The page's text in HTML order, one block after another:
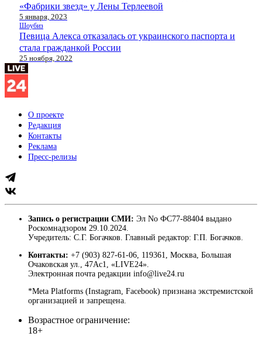
«Фабрики звезд» у Лены Терлеевой
5 января, 2023
Шоубиз
Певица Алекса отказалась от украинского паспорта и
стала гражданкой России
25 ноября, 2022
О проекте
Редакция
Контакты
Реклама
Пресс-релизы
Запись о регистрации СМИ: Эл No ФС77-88404 выдано
Роскомнадзором 29.10.2024.
Учредитель: С.Г. Богачков. Главный редактор: Г.П. Богачков.
Контакты: +7 (903) 827-61-06, 119361, Москва, Большая
Очаковская ул., 47Ас1, «LIVE24».
Электронная почта редакции info@live24.ru
*Meta Platforms (Instagram, Facebook) признана экстремистской
организацией и запрещена.
Возрастное ограничение:
18+